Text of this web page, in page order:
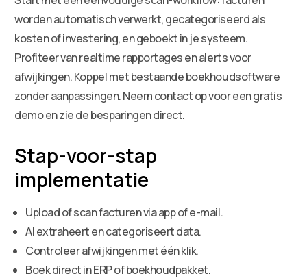
worden automatisch verwerkt, gecategoriseerd als
kosten of investering, en geboekt in je systeem.
Profiteer van realtime rapportages en alerts voor
afwijkingen. Koppel met bestaande boekhoudsoftware
zonder aanpassingen. Neem contact op voor een gratis
demo en zie de besparingen direct.
Stap-voor-stap
implementatie
Upload of scan facturen via app of e-mail.
AI extraheert en categoriseert data.
Controleer afwijkingen met één klik.
Boek direct in ERP of boekhoudpakket.